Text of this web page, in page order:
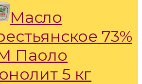
Масло
73%
Паоло
5 кг